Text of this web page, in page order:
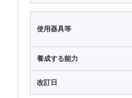
使用器具等
養成する能力
改訂日